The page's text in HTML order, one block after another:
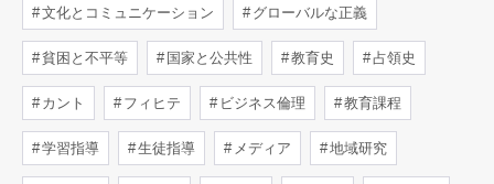
文化とコミュニケーション グローバルな正義
貧困と不平等 国家と公共性 教育史 占領史
カント フィヒテ ビジネス倫理 教育課程
学習指導 生徒指導 メディア 地域研究